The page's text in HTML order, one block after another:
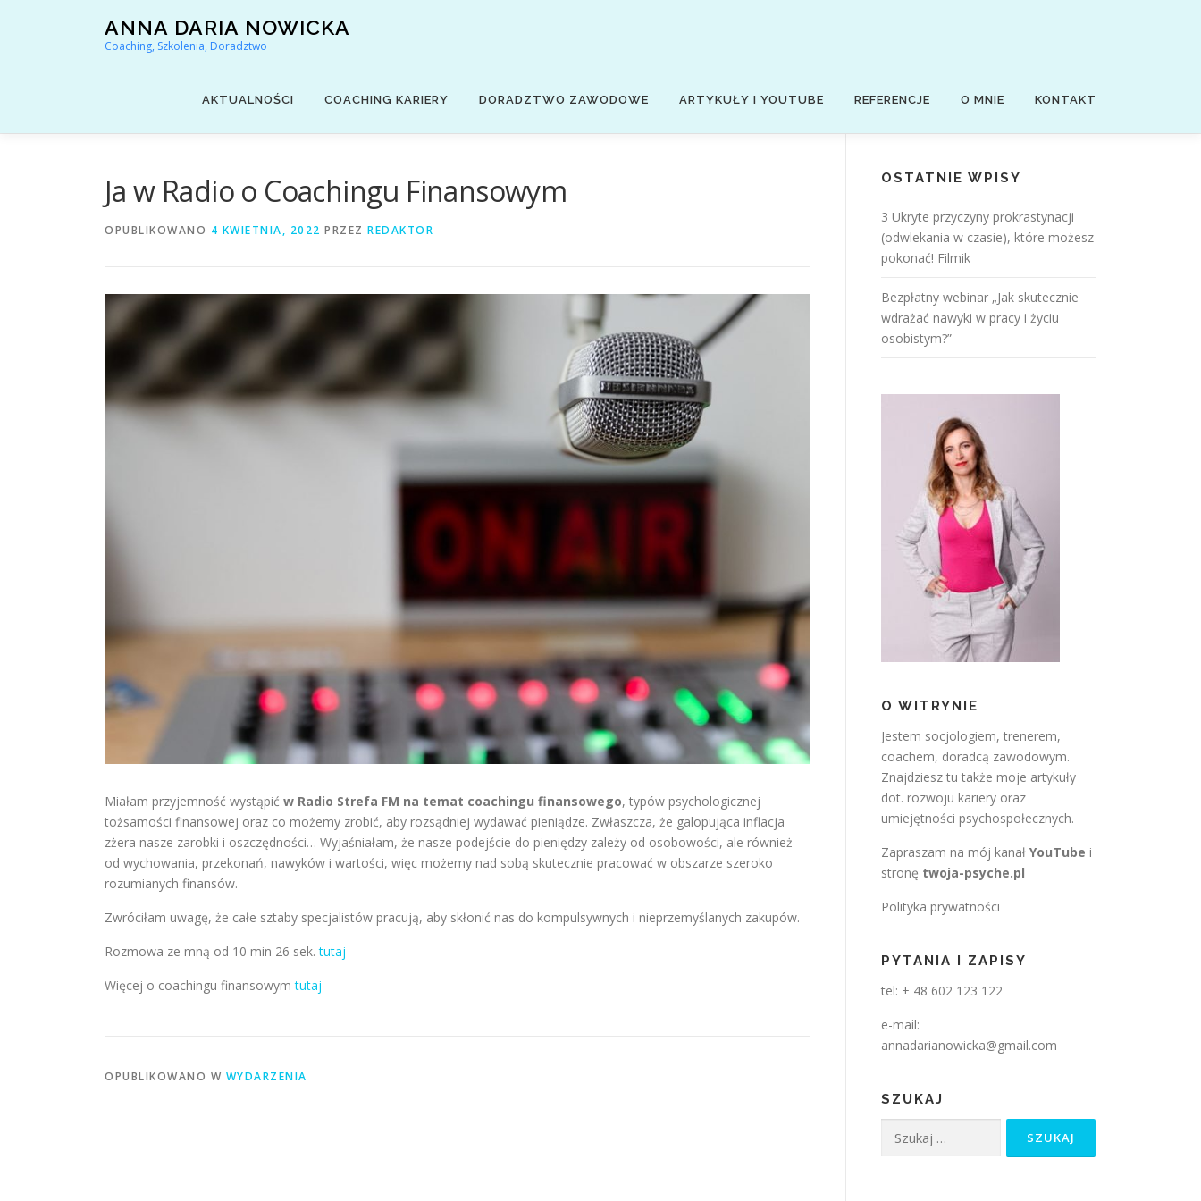
ANNA DARIA NOWICKA
Coaching, Szkolenia, Doradztwo
AKTUALNOŚCI COACHING KARIERY DORADZTWO ZAWODOWE ARTYKUŁY I YOUTUBE REFERENCJE O MNIE KONTAKT
Ja w Radio o Coachingu Finansowym
OPUBLIKOWANO 4 KWIETNIA, 2022 PRZEZ REDAKTOR
Miałam przyjemność wystąpić w Radio Strefa FM na temat coachingu finansowego, typów psychologicznej
tożsamości finansowej oraz co możemy zrobić, aby rozsądniej wydawać pieniądze. Zwłaszcza, że galopująca inflacja
zżera nasze zarobki i oszczędności… Wyjaśniałam, że nasze podejście do pieniędzy zależy od osobowości, ale również
od wychowania, przekonań, nawyków i wartości, więc możemy nad sobą skutecznie pracować w obszarze szeroko
rozumianych finansów.
Zwróciłam uwagę, że całe sztaby specjalistów pracują, aby skłonić nas do kompulsywnych i nieprzemyślanych zakupów.
Rozmowa ze mną od 10 min 26 sek.tutaj
Więcej o coachingu finansowymtutaj
OPUBLIKOWANO W WYDARZENIA
OSTATNIE WPISY
3 Ukryte przyczyny prokrastynacji
(odwlekania w czasie), które możesz
pokonać! Filmik
Bezpłatny webinar „Jak skutecznie
wdrażać nawyki w pracy i życiu
osobistym?”
O WITRYNIE
Jestem socjologiem, trenerem,
coachem, doradcą zawodowym.
Znajdziesz tu także moje artykuły
dot. rozwoju kariery oraz
umiejętności psychospołecznych.
Zapraszam na mój kanał YouTube i
stronę twoja-psyche.pl
Polityka prywatności
PYTANIA I ZAPISY
tel: + 48 602 123 122
e-mail:
annadarianowicka@gmail.com
SZUKAJ